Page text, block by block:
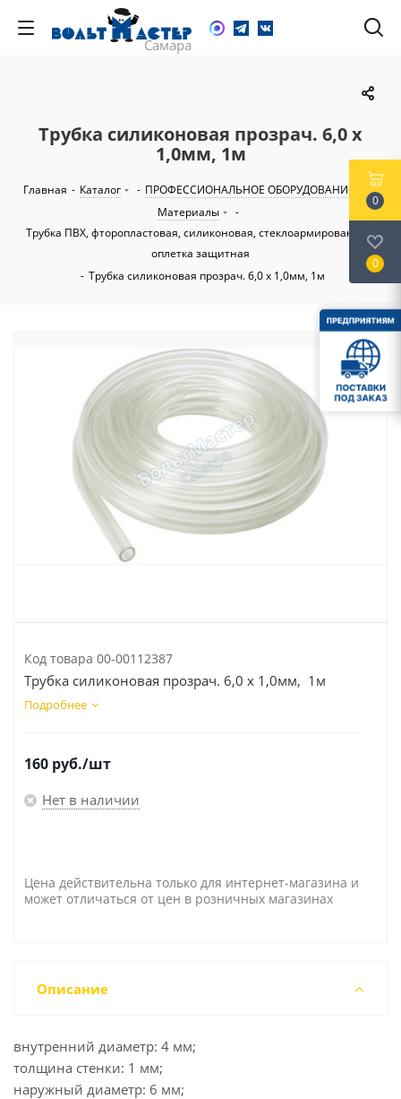
Трубка силиконовая прозрач. 6,0 х
1,0мм, 1м
Главная - Каталог - ПРОФЕССИОНАЛЬНОЕ ОБОРУДОВАНИЕ
-
Материалы
-
Трубка ПВХ, фторопластовая, силиконовая, стеклоармированная,
оплетка защитная
- Трубка силиконовая прозрач. 6,0 х 1,0мм, 1м
Код товара 00-00112387
Трубка силиконовая прозрач. 6,0 х 1,0мм, 1м
Подробнее
160 руб./шт
Нет в наличии
Цена действительна только для интернет-магазина и
может отличаться от цен в розничных магазинах
Описание
внутренний диаметр: 4 мм;
толщина стенки: 1 мм;
наружный диаметр: 6 мм;
0
0